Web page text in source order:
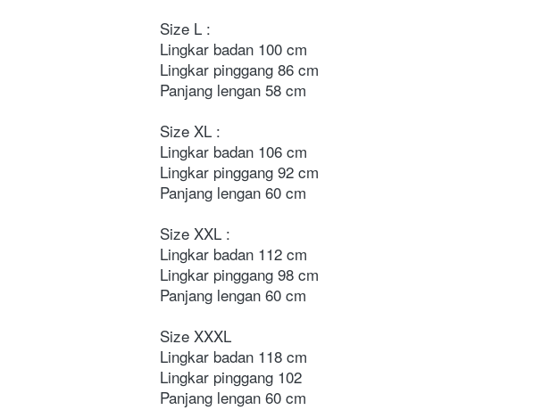
Size L :
Lingkar badan 100 cm
Lingkar pinggang 86 cm
Panjang lengan 58 cm
Size XL :
Lingkar badan 106 cm
Lingkar pinggang 92 cm
Panjang lengan 60 cm
Size XXL :
Lingkar badan 112 cm
Lingkar pinggang 98 cm
Panjang lengan 60 cm
Size XXXL
Lingkar badan 118 cm
Lingkar pinggang 102
Panjang lengan 60 cm